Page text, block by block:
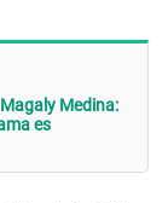
Medina:
es